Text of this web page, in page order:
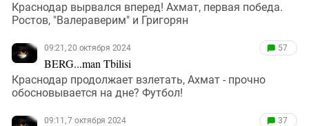
Краснодар вырвался вперед! Ахмат, первая победа.
Ростов, "Валераверим" и Григорян
09:21, 20 октября 2024
BERG...man Tbilisi
57
Краснодар продолжает взлетать, Ахмат - прочно
обосновывается на дне? Футбол!
09:11, 7 октября 2024 37